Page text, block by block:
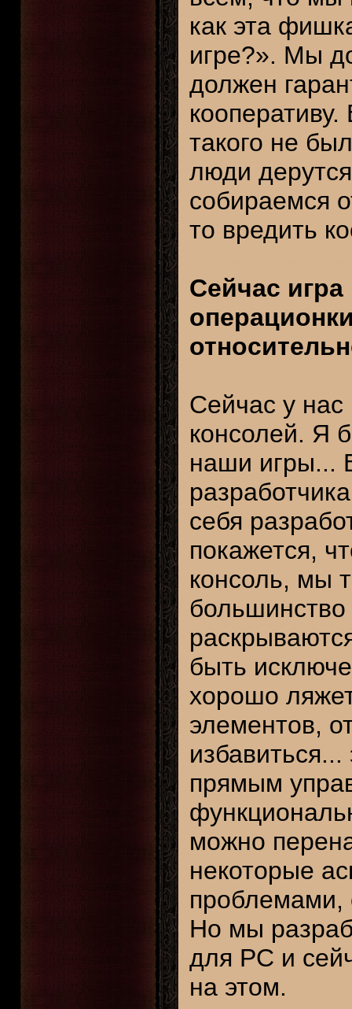
как эта
игре?». Мы
должен
такого не
люди
собираемся
то вредить
Сейчас игра
Сейчас у нас
консолей. Я
наши игры...
себя
покажется,
консоль, мы
быть
хорошо
элементов,
прямым
можно
некоторые
проблемами,
Но мы
для PC и
на этом.